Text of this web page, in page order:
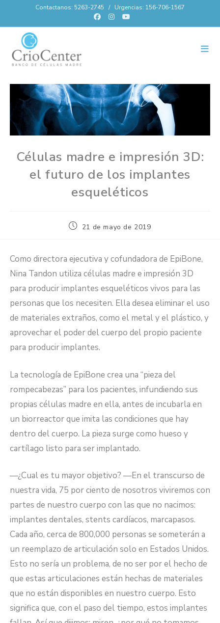
Contactanos: 5263-2745 / Urgencias: 156-706-1567
Células madre e impresión 3D:
el futuro de los implantes
esqueléticos
21 de mayo de 2019
Como directora ejecutiva y cofundadora de EpiBone,
Nina Tandon utiliza células madre e impresión 3D
para producir implantes esqueléticos vivos para las
personas que los necesiten. Ella desea eliminar el uso
de materiales extraños, como el metal y el plástico, y
aprovechar el poder del cuerpo del propio paciente
para producir implantes.
La tecnología de EpiBone crea una “pieza del
rompecabezas” para los pacientes, infundiendo sus
propias células madre en ella, antes de incubarla en
un biorreactor que imita las condiciones que hay
dentro del cuerpo. La pieza surge como hueso y
cartílago listo para ser implantado.
—¿Cual es tu mayor objetivo? —En el transcurso de
nuestra vida, 75 por ciento de nosotros viviremos con
partes de nuestro cuerpo con las que no nacimos:
implantes dentales, stents cardíacos, marcapasos.
Cada año, cerca de 800,000 personas se someterán a
un reemplazo de articulación solo en Estados Unidos.
Esto no sería un problema, de no ser por el hecho de
que estas articulaciones están hechas de materiales
que no están disponibles en nuestro cuerpo. Esto
significa que, con el paso del tiempo, estos implantes